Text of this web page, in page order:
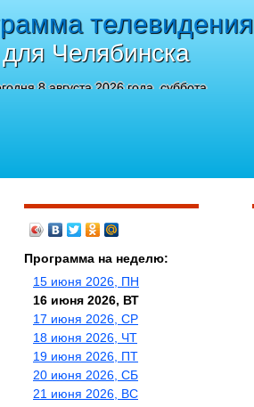
телевидения
для Челябинска
8 августа 2026 года, суббота
Программа на неделю:
15 июня 2026, ПН
16 июня 2026, ВТ
17 июня 2026, СР
18 июня 2026, ЧТ
19 июня 2026, ПТ
20 июня 2026, СБ
21 июня 2026, ВС